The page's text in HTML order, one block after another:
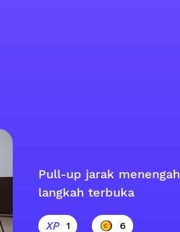
Pull-up jarak menengah
langkah terbuka
1 6